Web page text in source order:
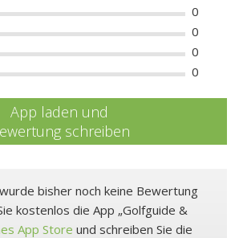
0
0
0
0
App laden und
schreiben
bisher noch keine Bewertung
kostenlos die App „Golfguide &
App Store und schreiben Sie die